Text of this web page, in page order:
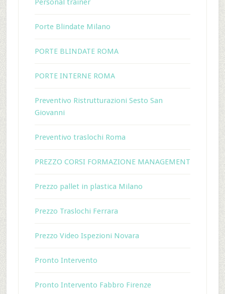
Personal trainer
Porte Blindate Milano
PORTE BLINDATE ROMA
PORTE INTERNE ROMA
Preventivo Ristrutturazioni Sesto San
Giovanni
Preventivo traslochi Roma
PREZZO CORSI FORMAZIONE MANAGEMENT
Prezzo pallet in plastica Milano
Prezzo Traslochi Ferrara
Prezzo Video Ispezioni Novara
Pronto Intervento
Pronto Intervento Fabbro Firenze